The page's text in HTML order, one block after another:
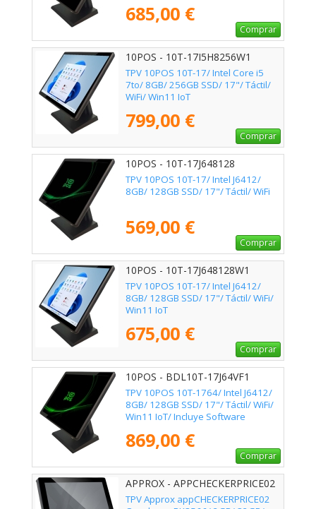
685,00 €
Comprar
10POS - 10T-17I5H8256W1
TPV 10POS 10T-17/ Intel Core i5
7to/ 8GB/ 256GB SSD/ 17"/ Táctil/
WiFi/ Win11 IoT
799,00 €
Comprar
10POS - 10T-17J648128
TPV 10POS 10T-17/ Intel J6412/
8GB/ 128GB SSD/ 17"/ Táctil/ WiFi
569,00 €
Comprar
10POS - 10T-17J648128W1
TPV 10POS 10T-17/ Intel J6412/
8GB/ 128GB SSD/ 17"/ Táctil/ WiFi/
Win11 IoT
675,00 €
Comprar
10POS - BDL10T-17J64VF1
TPV 10POS 10T-1764/ Intel J6412/
8GB/ 128GB SSD/ 17"/ Táctil/ WiFi/
Win11 IoT/ Incluye Software
869,00 €
Comprar
APPROX - APPCHECKERPRICE02
TPV Approx appCHECKERPRICE02